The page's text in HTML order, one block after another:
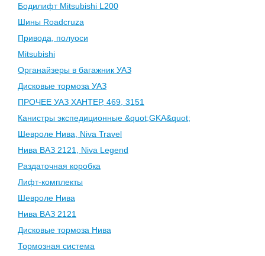
Бодилифт Mitsubishi L200
Шины Roadcruza
Привода, полуоси
Mitsubishi
Органайзеры в багажник УАЗ
Дисковые тормоза УАЗ
ПРОЧЕЕ УАЗ ХАНТЕР, 469, 3151
Канистры экспедиционные &quot;GKA&quot;
Шевроле Нива, Niva Travel
Нива ВАЗ 2121, Niva Legend
Раздаточная коробка
Лифт-комплекты
Шевроле Нива
Нива ВАЗ 2121
Дисковые тормоза Нива
Тормозная система